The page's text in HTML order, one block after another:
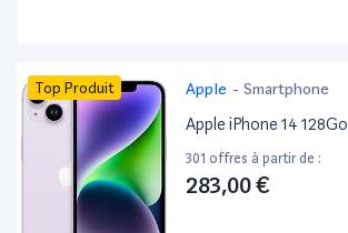
Top Produit Apple - Smartphone
Apple iPhone 14 128Go
301 offres à partir de :
283,00 €